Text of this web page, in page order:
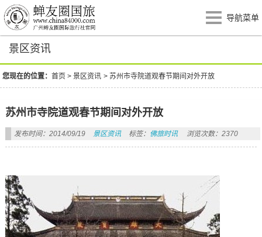
导航菜单
景区资讯
您现在的位置：首页 >景区资讯 > 苏州市寺院道观春节期间对外开放
苏州市寺院道观春节期间对外开放
发布时间：2014/09/19 景区资讯 标签： 佛旅时讯 浏览次数：2370